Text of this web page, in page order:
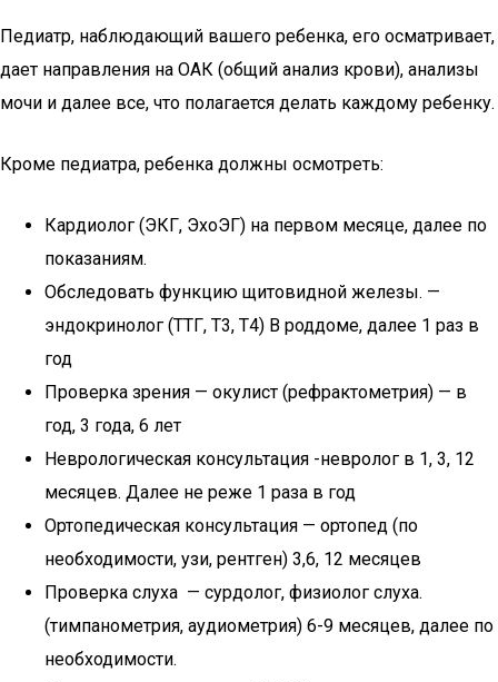
Педиатр, наблюдающий вашего ребенка, его осматривает,
дает направления на ОАК (общий анализ крови), анализы
мочи и далее все, что полагается делать каждому ребенку.
Кроме педиатра, ребенка должны осмотреть:
Кардиолог (ЭКГ, ЭхоЭГ) на первом месяце, далее по
показаниям.
Обследовать функцию щитовидной железы. —
эндокринолог (ТТГ, Т3, Т4) В роддоме, далее 1 раз в
год
Проверка зрения — окулист (рефрактометрия) — в
год, 3 года, 6 лет
Неврологическая консультация -невролог в 1, 3, 12
месяцев. Далее не реже 1 раза в год
Ортопедическая консультация — ортопед (по
необходимости, узи, рентген) 3,6, 12 месяцев
Проверка слуха — сурдолог, физиолог слуха.
(тимпанометрия, аудиометрия) 6-9 месяцев, далее по
необходимости.